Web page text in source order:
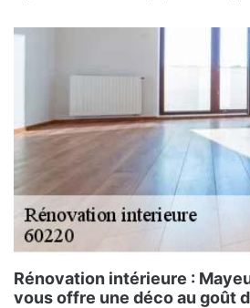
Rénovation intérieure :
vous offre une déco au goût